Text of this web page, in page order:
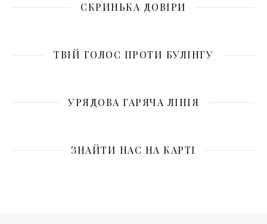
СКРИНЬКА ДОВІРИ
ТВІЙ ГОЛОС ПРОТИ БУЛІНГУ
УРЯДОВА ГАРЯЧА ЛІНІЯ
ЗНАЙТИ НАС НА КАРТІ